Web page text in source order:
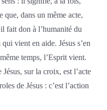
que, dans un même acte,
fait don à l’humanité du
vient en aide. Jésus s’en
temps, l’Esprit vient.
sur la croix, est l’acte
de Jésus : c’est l’action